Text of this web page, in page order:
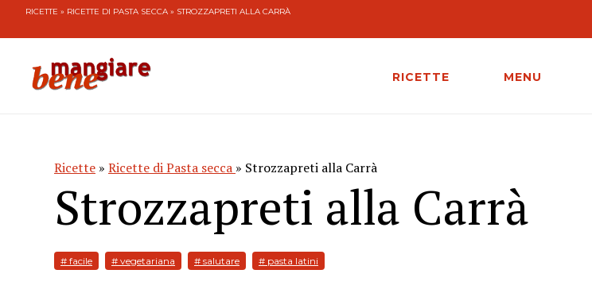
RICETTE » RICETTE DI PASTA SECCA » STROZZAPRETI ALLA CARRÀ
RICETTE MENU
Ricette » Ricette di Pasta secca » Strozzapreti alla Carrà
Strozzapreti alla Carrà
# facile # vegetariana # salutare # pasta latini